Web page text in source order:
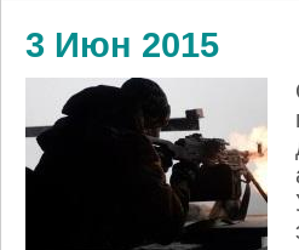
3 Июн 2015